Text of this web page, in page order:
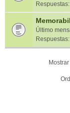
Respuestas:
Último
Respuestas: